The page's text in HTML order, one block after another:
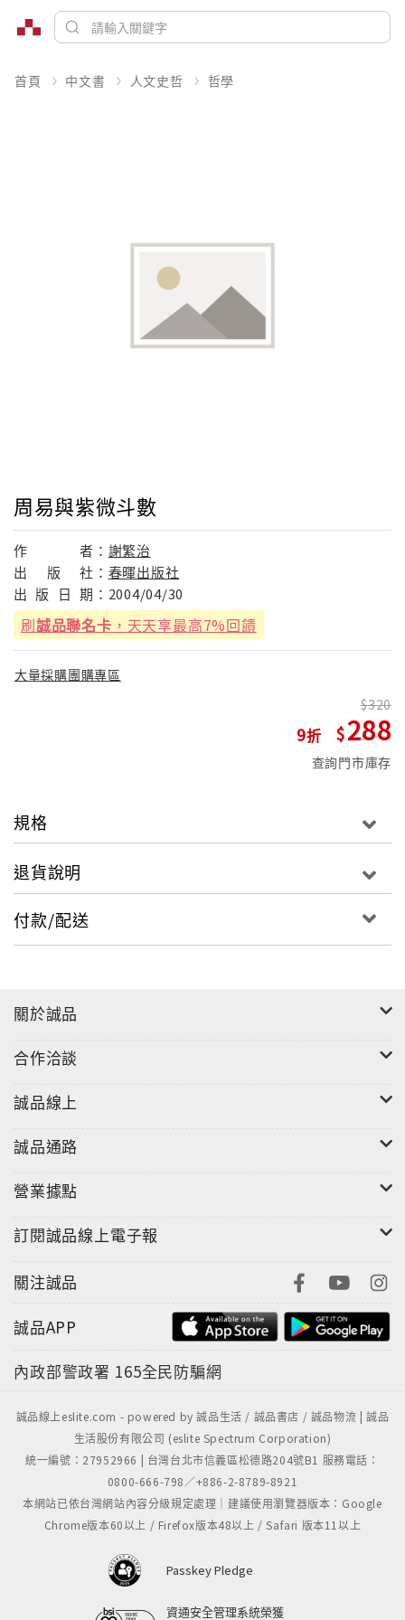
首頁 中文書 人文史哲 哲學
周易與紫微斗數
作 者： 謝繁治
出
版 社： 春暉出版社
出 版 日 期： 2004/04/30
刷誠品聯名卡 ，天天享最高7%回饋
大量採購團購專區
9
320
288
查詢門市庫存
規格
退貨說明
付款/配送
關於誠品
合作洽談
誠品線上
誠品通路
營業據點
訂閱誠品線上電子報
關注誠品
誠品APP
內政部警政署 165全民防騙網
誠品線上eslite.com - powered by 誠品生活 / 誠品書店 / 誠品物流 | 誠品
生活股份有限公司 (eslite Spectrum Corporation)
統一編號：27952966 | 台灣台北市信義區松德路204號B1 服務電話：
0800-666-798／+886-2-8789-8921
本網站已依台灣網站內容分級規定處理｜建議使用瀏覽器版本：Google
Chrome版本60以上 / Firefox版本48以上 / Safari 版本11以上
Passkey Pledge
資通安全管理系統榮獲